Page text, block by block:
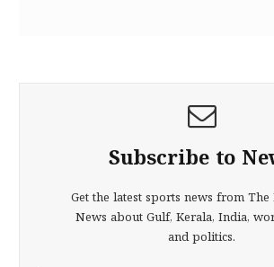
Subscribe to
Get the latest sports news from The
News about Gulf, Kerala, India,
and politics.